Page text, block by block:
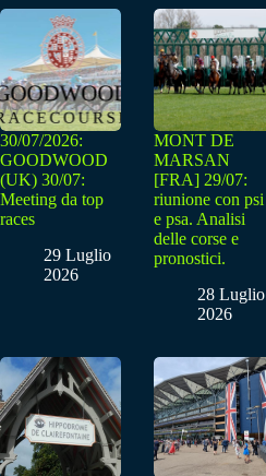
30/07/2026:
GOODWOOD
(UK) 30/07:
Meeting da top
races
29 Luglio
2026
MONT DE
MARSAN
[FRA] 29/07:
riunione con psi
e psa. Analisi
delle corse e
pronostici.
28 Luglio
2026